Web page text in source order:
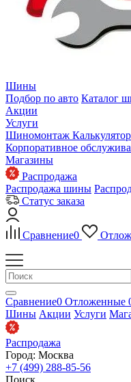
Шины
Подбор по авто Каталог
Акции
Услуги
Шиномонтаж
Корпоративное
Магазины
Распродажа
Распродажа шины
Статус заказа
Сравнение0
Сравнение0 Отложенные
Шины Акции Услуги
Распродажа
Город: Москва
+7 (499) 288-85-56
Поиск